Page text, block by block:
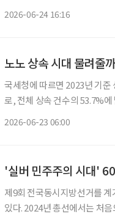
2026-06-24 16:16
노노 상속 시대 물려줄
국세청에 따르면 2023년 기
로, 전체 상속 건수의 53.7%
2026-06-23 06:00
'실버 민주주의 시대'
제9회 전국동시지방선거를
있다. 2024년 총선에서는 처